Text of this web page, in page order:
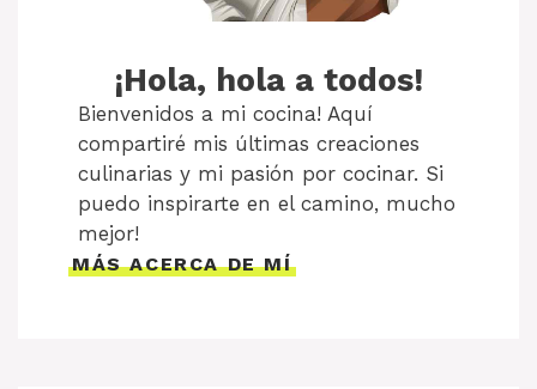
¡Hola, hola a todos!
Bienvenidos a mi cocina! Aquí
compartiré mis últimas creaciones
culinarias y mi pasión por cocinar. Si
puedo inspirarte en el camino, mucho
mejor!
MÁS ACERCA DE MÍ